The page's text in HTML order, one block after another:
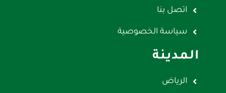
اتصل بنا
سياسة الخصوصية
المدينة
الرياض